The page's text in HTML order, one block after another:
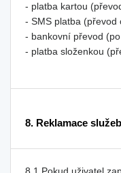
- platba kartou
- SMS platba (převod
- bankovní převod
- platba složenkou
8. Reklamace služeb